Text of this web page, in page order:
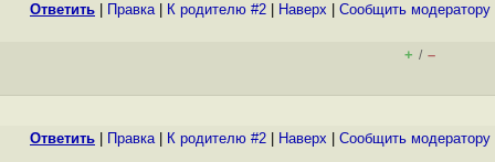
Ответить Правка| К родителю #2 Наверх Cообщить модератору
+ / –
Ответить Правка| К родителю #2 Наверх Cообщить модератору